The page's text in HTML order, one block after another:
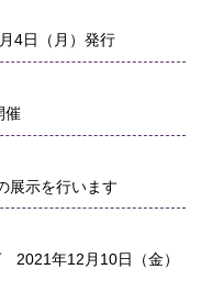
4日（月）発行
催
展示を行います
2021年12月10日（金）